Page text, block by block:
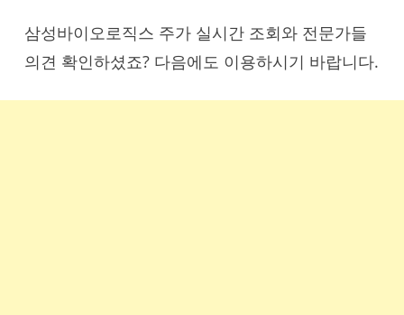
삼성바이오로직스 주가 실시간 조회와 전문가들
의견 확인하셨죠? 다음에도 이용하시기 바랍니다.